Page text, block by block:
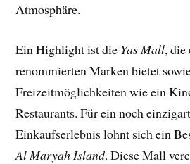
Atmosphäre.
Ein Highlight ist die Yas Mall,
renommierten Marken bietet
Freizeitmöglichkeiten wie ein
Restaurants. Für ein noch
Einkaufserlebnis lohnt sich ein
Al Maryah Island. Diese Mall